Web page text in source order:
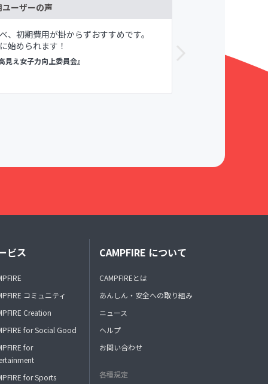
ユーザーの声
、初期費用が掛からずおすすめです。
始められます！
見え女子力向上委員会』
すめしてます。
ビス
コミュニティ
Creation
for Social Good
for
for Sports
CAMPFIRE について
CAMPFIREとは
あんしん・安全への取り組み
ニュース
ヘルプ
お問い合わせ
各種規定